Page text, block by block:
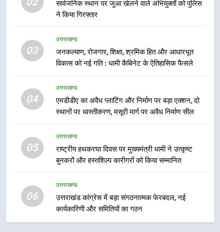
सार्वजनिक स्थान पर जुआ खेलने वाले अभियुक्तों को पुलिस
ने किया गिरफ्तार
03
उत्तराखण्ड
जनकल्याण, रोजगार, शिक्षा, श्रमिक हित और आधारभूत
विकास को नई गति : धामी कैबिनेट के ऐतिहासिक फैसले
04
उत्तराखण्ड
एमडीडीए का अवैध प्लाटिंग और निर्माण पर बड़ा एक्शन, दो
स्थानों पर ध्वस्तीकरण, मसूरी मार्ग पर अवैध निर्माण सील
05
उत्तराखण्ड
राष्ट्रीय हथकरघा दिवस पर मुख्यमंत्री धामी ने उत्कृष्ट
बुनकरों और हस्तशिल्प कारीगरों को किया सम्मानित
06
उत्तराखण्ड
उत्तराखंड कांग्रेस में बड़ा संगठनात्मक फेरबदल, नई
कार्यकारिणी और समितियों का गठन
वाले महीनों में हजारों पदों पर की जाएगी
भर्ती
उत्तराखण्ड
दिल्ली-देहरादून आर्थिक कॉरिडोर से जुड़ी
12 किमी ग्रीनफील्ड बाईपास परियोजना
निर्देश, सुरक्षा मानकों से कोई समझौता
नहींः डीएम
1
खेल महाकुंभ 2026ः 01 सितंबर से सजेगा
प्रतिभा का प्रदर्शन
सार्वजनिक स्थान पर जुआ खेलने वाले